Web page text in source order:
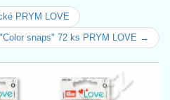
PRYM LOVE
snaps" 72 ks PRYM LOVE →